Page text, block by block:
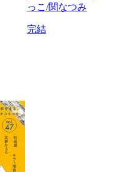
っこ/関なつみ
完結